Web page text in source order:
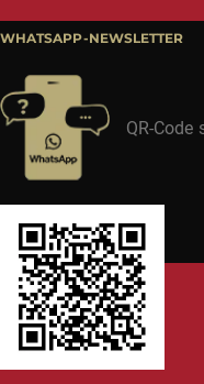
WHATSAPP-NEWSLETTER
QR-Code